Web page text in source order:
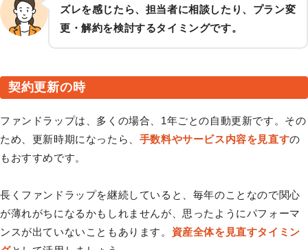
ズレを感じたら、担当者に相談したり、プラン変
更・解約を検討するタイミングです。
契約更新の時
ファンドラップは、多くの場合、1年ごとの自動更新です。その
ため、更新時期になったら、 手数料やサービス内容を見直すの
もおすすめです。
長くファンドラップを継続していると、毎年のことなので関心
が薄れがちになるかもしれませんが、思ったようにパフォーマ
ンスが出ていないこともあります。 資産全体を見直すタイミン